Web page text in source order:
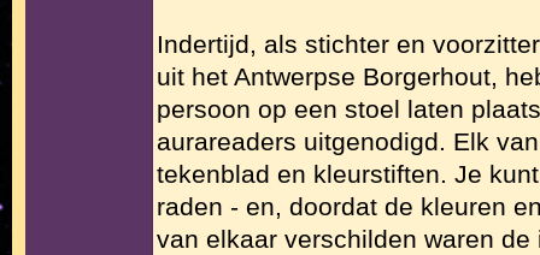
Indertijd, als stichter en
uit het Antwerpse Borgerhout,
persoon op een stoel laten
aurareaders uitgenodigd. Elk
tekenblad en kleurstiften. Je
raden - en, doordat de kleuren
van elkaar verschilden waren